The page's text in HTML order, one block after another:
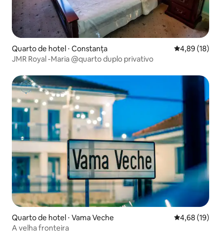
Quarto de hotel ⋅ Constanța 4,89 de uma
4,89 (18)
JMR Royal -Maria @quarto duplo privativo
Quarto de hotel ⋅ Vama Veche 4,68 de uma
4,68 (19)
A velha fronteira